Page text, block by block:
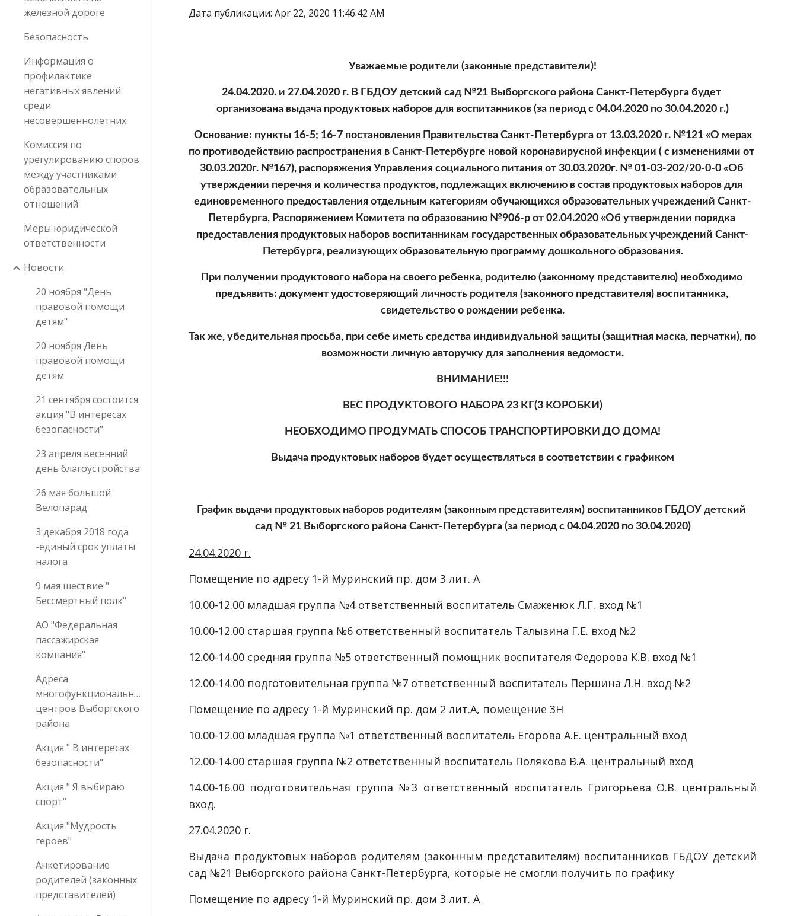
железной дороге
Безопасность
Информация о
профилактике
негативных явлений
среди
несовершеннолетних
Комиссия по
урегулированию споров
между участниками
образовательных
отношений
Меры юридической
ответственности
Новости
20 ноября "День
правовой помощи
детям"
20 ноября День
правовой помощи
детям
21 сентября состоится
акция "В интересах
безопасности"
23 апреля весенний
день благоустройства
26 мая большой
Велопарад
3 декабря 2018 года
-единый срок уплаты
налога
9 мая шествие "
Бессмертный полк"
АО "Федеральная
пассажирская
компания"
Адреса
многофункциональных
центров Выборгского
района
Акция " В интересах
безопасности"
Акция " Я выбираю
спорт"
Акция "Мудрость
героев"
Анкетирование
родителей (законных
представителей)
Дата публикации: Apr 22, 2020 11:46:42 AM
Уважаемые родители (законные представители)!
24.04.2020. и 27.04.2020 г. В ГБДОУ детский сад №21 Выборгского района Санкт-Петербурга будет
организована выдача продуктовых наборов для воспитанников (за период с 04.04.2020 по 30.04.2020 г.)
по противодействию распространения в Санкт-Петербурге новой коронавирусной инфекции ( с изменениями от
30.03.2020г. №167), распоряжения Управления социального питания от 30.03.2020г. № 01-03-202/20-0-0 «Об
утверждении перечня и количества продуктов, подлежащих включению в состав продуктовых наборов для
единовременного предоставления отдельным категориям обучающихся образовательных учреждений Санкт-
Петербурга, Распоряжением Комитета по образованию №906-р от 02.04.2020 «Об утверждении порядка
предоставления продуктовых наборов воспитанникам государственных образовательных учреждений Санкт-
Петербурга, реализующих образовательную программу дошкольного образования.
При получении продуктового набора на своего ребенка, родителю (законному представителю) необходимо
предъявить: документ удостоверяющий личность родителя (законного представителя) воспитанника,
свидетельство о рождении ребенка.
Так же, убедительная просьба, при себе иметь средства индивидуальной защиты (защитная маска, перчатки), по
возможности личную авторучку для заполнения ведомости.
ВНИМАНИЕ!!!
ВЕС ПРОДУКТОВОГО НАБОРА 23 КГ(3 КОРОБКИ)
НЕОБХОДИМО ПРОДУМАТЬ СПОСОБ ТРАНСПОРТИРОВКИ ДО ДОМА!
Выдача продуктовых наборов будет осуществляться в соответствии с графиком
График выдачи продуктовых наборов родителям (законным представителям) воспитанников ГБДОУ детский
сад № 21 Выборгского района Санкт-Петербурга (за период с 04.04.2020 по 30.04.2020)
24.04.2020 г.
Помещение по адресу 1-й Муринский пр. дом 3 лит. А
10.00-12.00 младшая группа №4 ответственный воспитатель Смаженюк Л.Г. вход №1
10.00-12.00 старшая группа №6 ответственный воспитатель Талызина Г.Е. вход №2
12.00-14.00 средняя группа №5 ответственный помощник воспитателя Федорова К.В. вход №1
12.00-14.00 подготовительная группа №7 ответственный воспитатель Першина Л.Н. вход №2
Помещение по адресу 1-й Муринский пр. дом 2 лит.А, помещение 3Н
10.00-12.00 младшая группа №1 ответственный воспитатель Егорова А.Е. центральный вход
12.00-14.00 старшая группа №2 ответственный воспитатель Полякова В.А. центральный вход
14.00-16.00 подготовительная группа №3 ответственный воспитатель Григорьева О.В. центральный
вход.
27.04.2020 г.
Выдача продуктовых наборов родителям (законным представителям) воспитанников ГБДОУ детский
сад №21 Выборгского района Санкт-Петербурга, которые не смогли получить по графику
Помещение по адресу 1-й Муринский пр. дом 3 лит. А